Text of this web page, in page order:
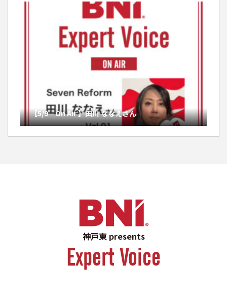
【5/9 On Air 】田川 ななえさん
神戸東 presents
Expert Voice